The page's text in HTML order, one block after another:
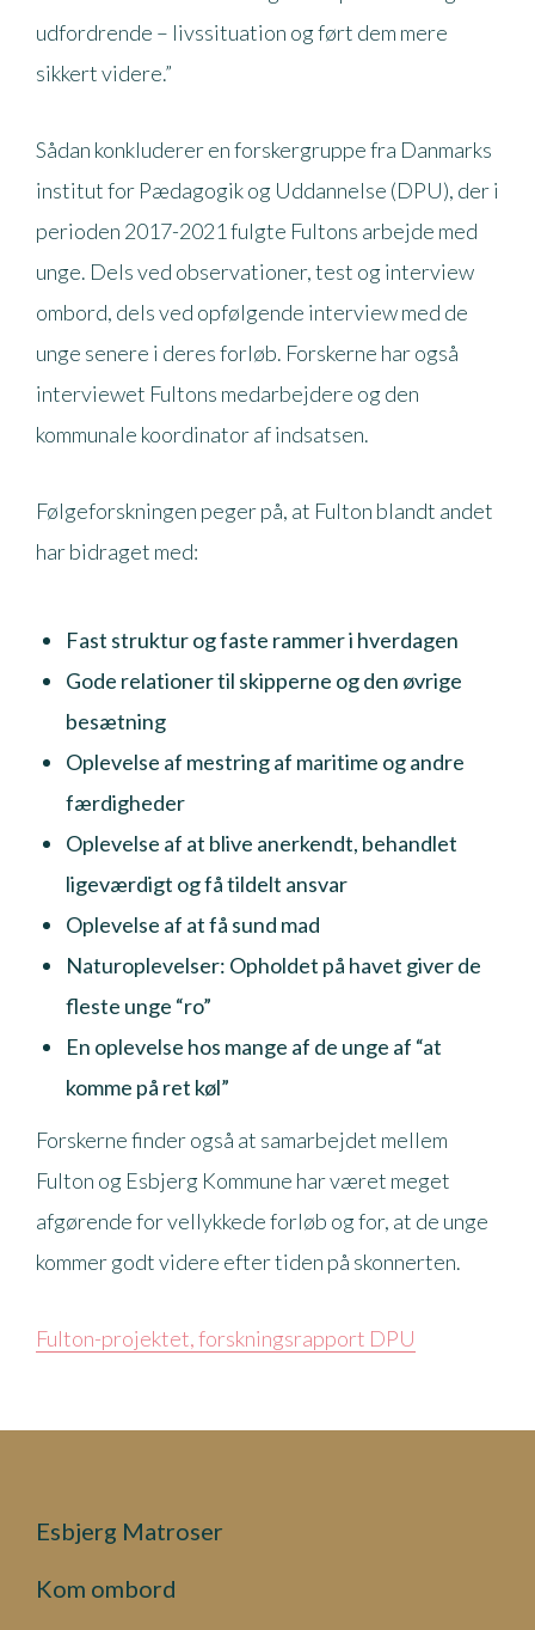
udfordrende – livssituation og ført dem mere
sikkert videre.”
Sådan konkluderer en forskergruppe fra Danmarks
institut for Pædagogik og Uddannelse (DPU), der i
perioden 2017-2021 fulgte Fultons arbejde med
unge. Dels ved observationer, test og interview
ombord, dels ved opfølgende interview med de
unge senere i deres forløb. Forskerne har også
interviewet Fultons medarbejdere og den
kommunale koordinator af indsatsen.
Følgeforskningen peger på, at Fulton blandt andet
har bidraget med:
Fast struktur og faste rammer i hverdagen
Gode relationer til skipperne og den øvrige
besætning
Oplevelse af mestring af maritime og andre
færdigheder
Oplevelse af at blive anerkendt, behandlet
ligeværdigt og få tildelt ansvar
Oplevelse af at få sund mad
Naturoplevelser: Opholdet på havet giver de
fleste unge “ro”
En oplevelse hos mange af de unge af “at
komme på ret køl”
Forskerne finder også at samarbejdet mellem
Fulton og Esbjerg Kommune har været meget
afgørende for vellykkede forløb og for, at de unge
kommer godt videre efter tiden på skonnerten.
Fulton-projektet, forskningsrapport DPU
Esbjerg Matroser
Kom ombord